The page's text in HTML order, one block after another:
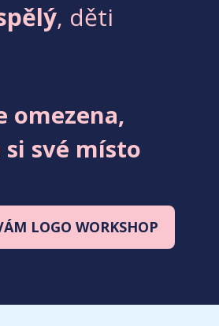
, děti
omezena,
své místo
LOGO WORKSHOP